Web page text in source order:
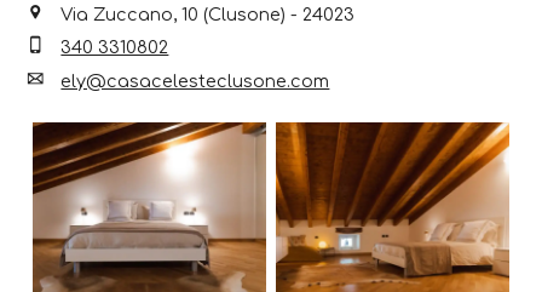
Via Zuccano, 10 (Clusone) - 24023
340 3310802
ely@casacelesteclusone.com